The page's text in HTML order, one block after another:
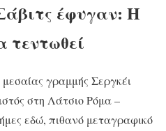
έφυγαν: Η
τεντωθεί
γραμμής Σεργκέι
στη Λάτσιο Ρόμα –
εδώ, πιθανό μεταγραφικό